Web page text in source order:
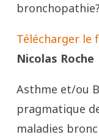
bronchopathie?
Télécharger le
Nicolas Roche
Asthme et/ou
pragmatique
maladies